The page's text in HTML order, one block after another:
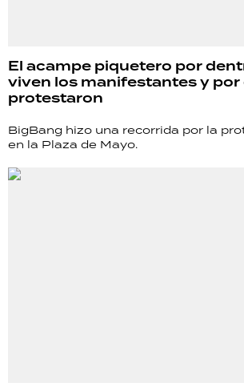
El acampe piquetero por
viven los manifestantes y por
protestaron
BigBang hizo una recorrida por la
en la Plaza de Mayo.